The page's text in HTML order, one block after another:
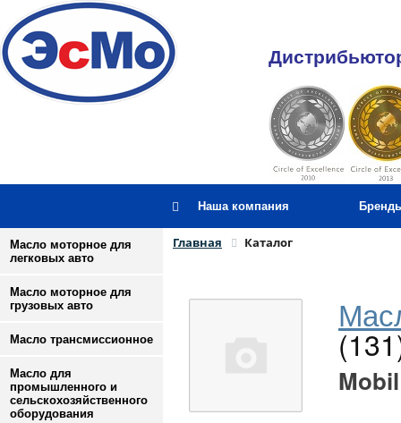
Наша компания
Масло моторное для
легковых авто
Масло моторное для
грузовых авто
Масло трансмиссионное
Масло для
промышленного и
сельскохозяйственного
оборудования
Главная Каталог
Mobil